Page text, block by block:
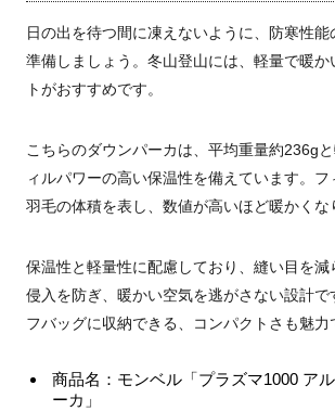
日の出を待つ間に凍えないように、防寒性能
準備しましょう。冬山登山には、軽量で暖か
トがおすすめです。
こちらのダウンパーカは、平均重量約236g
ィルパワーの高い保温性を備えています。フ
羽毛の体積を表し、数値が高いほど暖かくな
保温性と軽量性に配慮しており、縫い目を減
侵入を防ぎ、暖かい空気を逃がさない設計で
フバッグに収納できる、コンパクトさも魅力
商品名：モンベル「プラズマ1000 ア
ーカ」